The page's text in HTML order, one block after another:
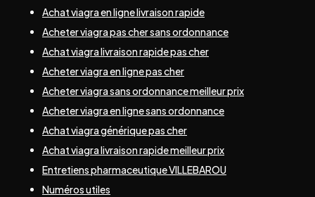
Achat viagra en ligne livraison rapide
Acheter viagra pas cher sans ordonnance
Achat viagra livraison rapide pas cher
Acheter viagra en ligne pas cher
Acheter viagra sans ordonnance meilleur prix
Acheter viagra en ligne sans ordonnance
Achat viagra générique pas cher
Achat viagra livraison rapide meilleur prix
Entretiens pharmaceutique VILLEBAROU
Numéros utiles